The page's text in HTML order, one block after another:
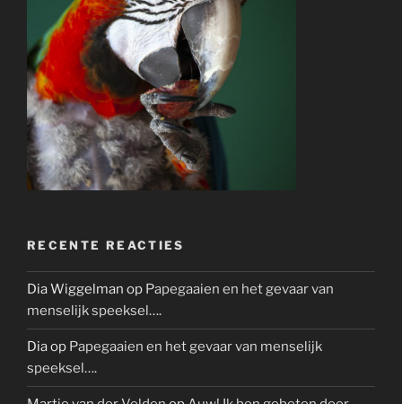
RECENTE REACTIES
Dia Wiggelman op Papegaaien en het gevaar van
menselijk speeksel….
Diaop Papegaaien en het gevaar van menselijk
speeksel….